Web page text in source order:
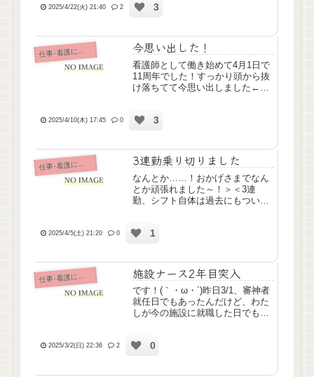
しい利用者さん(≫2025/02/10)の
コール押されちゃっ...
2025/4/22(火) 21:40 2 3
仕
事･看護について 今思い出した！
看護師として働き始めて4月1日で
11周年でした！すっかり頭から抜
け落ちてて今思い出しました←途
けど、わたしにしては頑張ってる
2025/4/10(木) 17:45 0 3
仕
事･看護について 3連勤乗り切りました
なんとか……！おかげさまでなん
とか頑張れました～！＞＜3連
勤、シフト自体は過去にもついて
まで連勤は2日が限界だと思って
に...
2025/4/5(土) 21:20 0 1
仕
事･看護について 施設ナース2年目突入
です！(｀・ω・´)昨日3/1、審神者
就任日でもあったんだけど、わた
しが今の施設に就職した日でもあ
よかったです！2年目突入した本
2025/3/2(日) 22:36 2 0